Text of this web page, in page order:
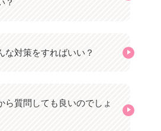
？
な対策をすればいい？
ら質問しても良いのでしょ